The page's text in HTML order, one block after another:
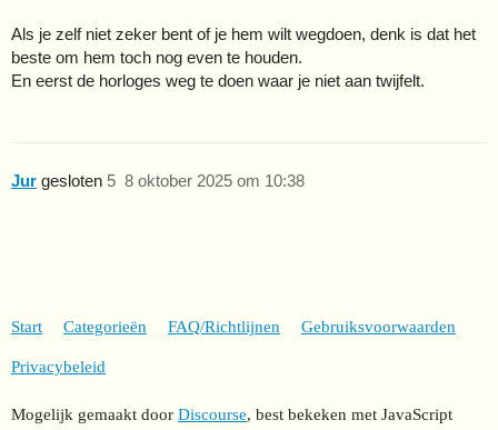
Als je zelf niet zeker bent of je hem wilt wegdoen, denk is dat het
beste om hem toch nog even te houden.
En eerst de horloges weg te doen waar je niet aan twijfelt.
Jur gesloten 8 oktober 2025 om 10:38
5
Start Categorieën FAQ/Richtlijnen Gebruiksvoorwaarden
Privacybeleid
Mogelijk gemaakt door Discourse, best bekeken met JavaScript